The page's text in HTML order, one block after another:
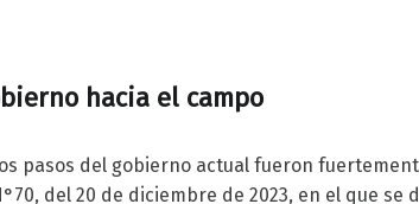
hacia el campo
pasos del gobierno actual fueron
del 20 de diciembre de 2023, en el que se